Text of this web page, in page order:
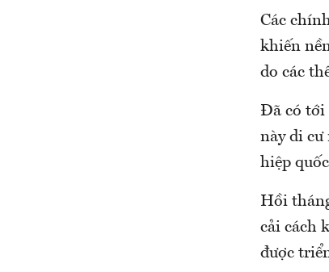
Các
khiến
do các
Đã có tới
này di cư
hiệp
Hồi
cải cách
được